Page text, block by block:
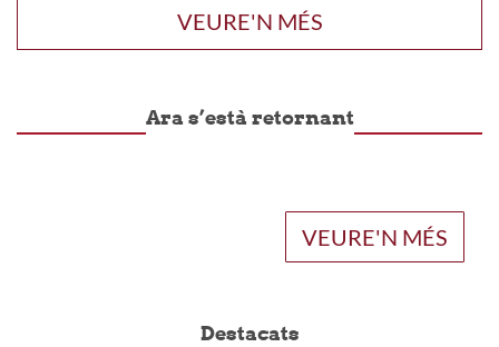
VEURE'N MÉS
Ara s’està retornant
VEURE'N MÉS
Destacats